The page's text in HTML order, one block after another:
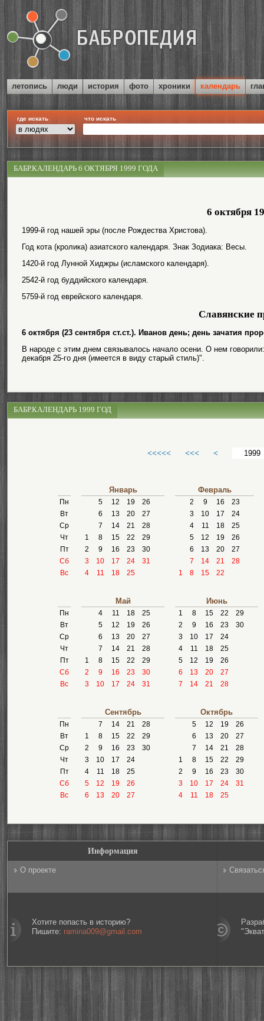
летопись люди история фото хроники календарь
где искать что искать
БАБР.КАЛЕНДАРЬ 6 ОКТЯБРЯ 1999 ГОДА
6 октября
1999-й год нашей эры (после Рождества Христова).
Год кота (кролика) азиатского календаря. Знак Зодиака: Весы.
1420-й год Лунной Хиджры (исламского календаря).
2542-й год буддийского календаря.
5759-й год еврейского календаря.
Славянские
6 октября (23 сентября ст.ст.). Иванов день; день зачатия
В народе с этим днем связывалось начало осени. О нем
декабря 25-го дня (имеется в виду старый стиль)".
БАБР.КАЛЕНДАРЬ 1999 ГОД
<<<<< <<< <
Пн
Вт
Ср
Чт
Пт
Сб
Вс
Январь
5 12 19
26
6
13 20
27
7
14 21
28
1
8 15 22
29
2
9 16 23
30
3
10 17 24
31
4
11 18 25
Февраль
2 9 16
23
3
10 17
24
4
11 18
25
5
12 19
26
6
13 20
27
7
14 21
28
1
8 15 22
Пн
Вт
Ср
Чт
Пт
Сб
Вс
Май
4 11 18
25
5
12 19
26
6
13 20
27
7
14 21
28
1
8 15 22
29
2
9 16 23
30
3
10 17 24 31
Июнь
1 8 15 22
29
2
9 16 23
30
3
10 17
24
4
11 18
25
5
12 19
26
6
13 20
27
7
14 21 28
Пн
Вт
Ср
Чт
Пт
Сб
Вс
Сентябрь
7 14 21
28
1
8 15 22
29
2
9 16 23
30
3
10 17
24
4
11 18
25
5
12 19
26
6
13 20 27
Октябрь
5 12 19
26
6
13 20
27
7
14 21
28
1
8 15 22
29
2
9 16 23
30
3
10 17 24
31
4
11 18 25
Информация
О проекте
Хотите попасть в историю?
Пишите: ramina009@gmail.com